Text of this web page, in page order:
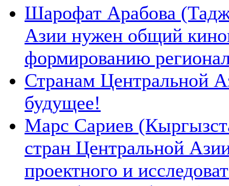
Шарофат Арабова
Азии нужен общий
формированию
Странам Центральной
будущее!
Марс Сариев
стран Центральной
проектного и